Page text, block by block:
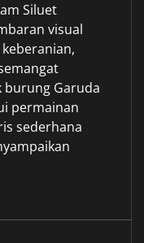
Siluet
visual
burung Garuda
permainan
sederhana